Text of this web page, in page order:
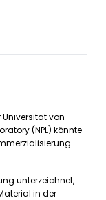
von
(NPL) könnte
unterzeichnet,
in der